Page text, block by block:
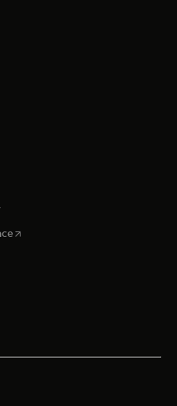
새 탭에서 열림
열림
열림